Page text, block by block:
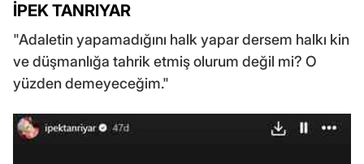
İPEK TANRIYAR
"Adaletin yapamadığını halk yapar dersem halkı kin
ve düşmanlığa tahrik etmiş olurum değil mi? O
yüzden demeyeceğim."